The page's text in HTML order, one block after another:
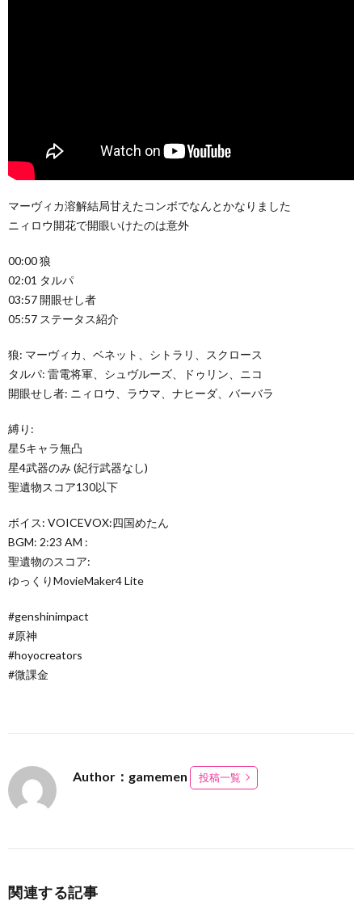
マーヴィカ溶解結局甘えたコンボでなんとかなりました
ニィロウ開花で開眼いけたのは意外
00:00 狼
02:01 タルパ
03:57 開眼せし者
05:57 ステータス紹介
狼: マーヴィカ、ベネット、シトラリ、スクロース
タルパ: 雷電将軍、シュヴルーズ、ドゥリン、ニコ
開眼せし者: ニィロウ、ラウマ、ナヒーダ、バーバラ
縛り:
星5キャラ無凸
星4武器のみ (紀行武器なし)
聖遺物スコア130以下
ボイス: VOICEVOX:四国めたん
BGM: 2:23 AM :
聖遺物のスコア:
ゆっくりMovieMaker4 Lite
#genshinimpact
#原神
#hoyocreators
#微課金
Author：gamemen 投稿一覧
関連する記事